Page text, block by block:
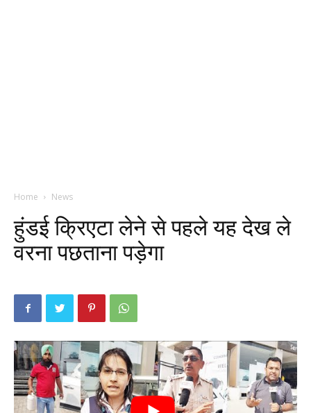
Home News
हुंडई क्रिएटा लेने से पहले यह देख ले
वरना पछताना पड़ेगा